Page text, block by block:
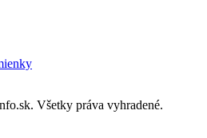
Všetky práva vyhradené.